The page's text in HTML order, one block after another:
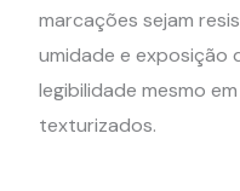
marcações sejam
umidade e exposição
legibilidade mesmo
texturizados.